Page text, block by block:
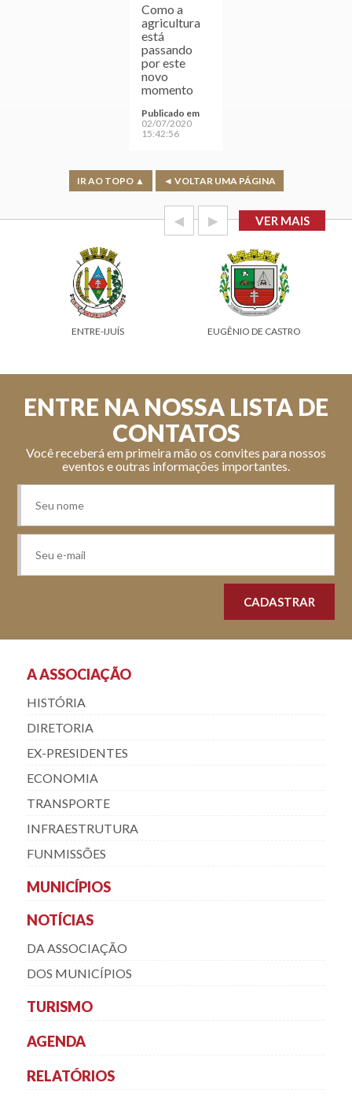
Como a
agricultura
está
passando
por este
novo
momento
Publicado em
02/07/2020
15:42:56
IR AO TOPO ▲ ◄ VOLTAR UMA PÁGINA
◀ ▶ VER MAIS
ENTRE-IJUÍS EUGÊNIO DE CASTRO
A ASSOCIAÇÃO
HISTÓRIA
DIRETORIA
EX-PRESIDENTES
ECONOMIA
TRANSPORTE
INFRAESTRUTURA
FUNMISSÕES
MUNICÍPIOS
NOTÍCIAS
DA ASSOCIAÇÃO
DOS MUNICÍPIOS
TURISMO
AGENDA
RELATÓRIOS
ENTRE NA NOSSA LISTA DE
CONTATOS
Você receberá em primeira mão os convites para nossos
eventos e outras informações importantes.